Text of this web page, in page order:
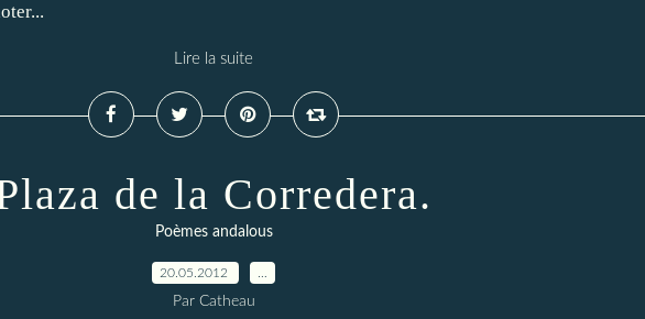
Lire la suite
de la Corredera.
Poèmes andalous
20.05.2012
Par Catheau